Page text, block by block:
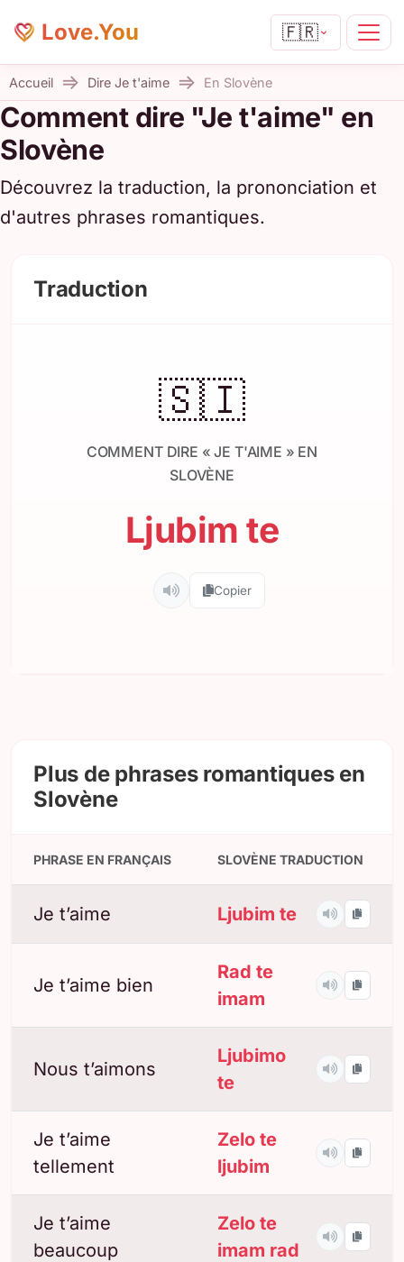
Love.You 🇫🇷
Accueil Dire Je t'aime En Slovène
Comment dire "Je t'aime" en
Slovène
Découvrez la traduction, la prononciation et
d'autres phrases romantiques.
Traduction
🇸🇮
COMMENT DIRE « JE T'AIME » EN
SLOVÈNE
Ljubim te
Copier
Plus de phrases romantiques en
Slovène
PHRASE EN FRANÇAIS SLOVÈNE TRADUCTION
Je t’aime Ljubim te
Je t’aime bien
Rad te
imam
Nous t’aimons
Ljubimo
te
Je t’aime
tellement
Zelo te
ljubim
Je t’aime
beaucoup
Zelo te
imam rad